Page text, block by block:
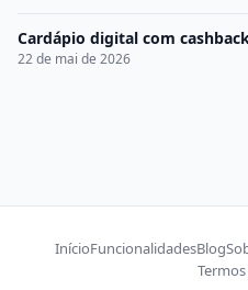
Cardápio digital com
22 de mai de 2026
InícioFuncionalidadesBlog